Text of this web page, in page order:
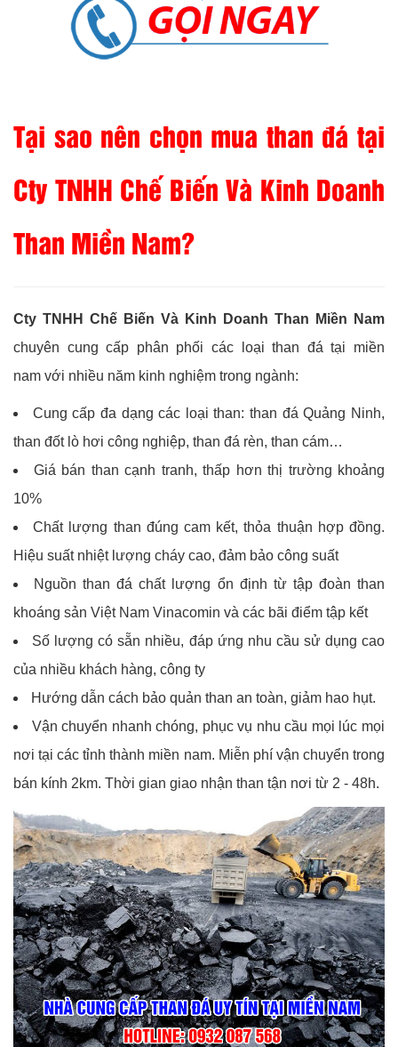
Tại sao nên chọn mua than đá tại
Cty TNHH Chế Biến Và Kinh Doanh
Than Miền Nam?
Cty TNHH Chế Biến Và Kinh Doanh Than Miền Nam
chuyên cung cấp phân phối các loại than đá tại miền
nam với nhiều năm kinh nghiệm trong ngành:
Cung cấp đa dạng các loại than: than đá Quảng Ninh,
than đốt lò hơi công nghiệp, than đá rèn, than cám…
Giá bán than cạnh tranh, thấp hơn thị trường khoảng
10%
Chất lượng than đúng cam kết, thỏa thuận hợp đồng.
Hiệu suất nhiệt lượng cháy cao, đảm bảo công suất
Nguồn than đá chất lượng ổn định từ tập đoàn than
khoáng sản Việt Nam Vinacomin và các bãi điểm tập kết
Số lượng có sẵn nhiều, đáp ứng nhu cầu sử dụng cao
của nhiều khách hàng, công ty
Hướng dẫn cách bảo quản than an toàn, giảm hao hụt.
Vận chuyển nhanh chóng, phục vụ nhu cầu mọi lúc mọi
nơi tại các tỉnh thành miền nam. Miễn phí vận chuyển trong
bán kính 2km. Thời gian giao nhận than tận nơi từ 2 - 48h.